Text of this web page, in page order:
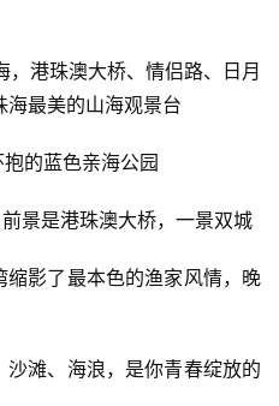
，港珠澳大桥、情侣路、日月
海最美的山海观景台
的蓝色亲海公园
景是港珠澳大桥，一景双城
影了最本色的渔家风情，晚
滩、海浪，是你青春绽放的